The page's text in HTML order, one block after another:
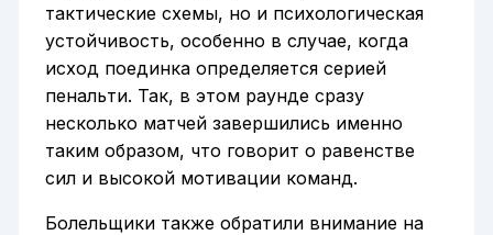
тактические схемы, но и психологическая
устойчивость, особенно в случае, когда
исход поединка определяется серией
пенальти. Так, в этом раунде сразу
несколько матчей завершились именно
таким образом, что говорит о равенстве
сил и высокой мотивации команд.
Болельщики также обратили внимание на